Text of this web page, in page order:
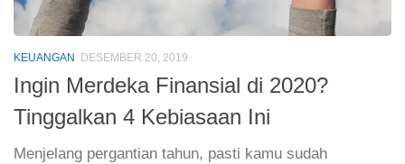
KEUANGAN DESEMBER 20, 2019
Ingin Merdeka Finansial di 2020?
Tinggalkan 4 Kebiasaan Ini
Menjelang pergantian tahun, pasti kamu sudah